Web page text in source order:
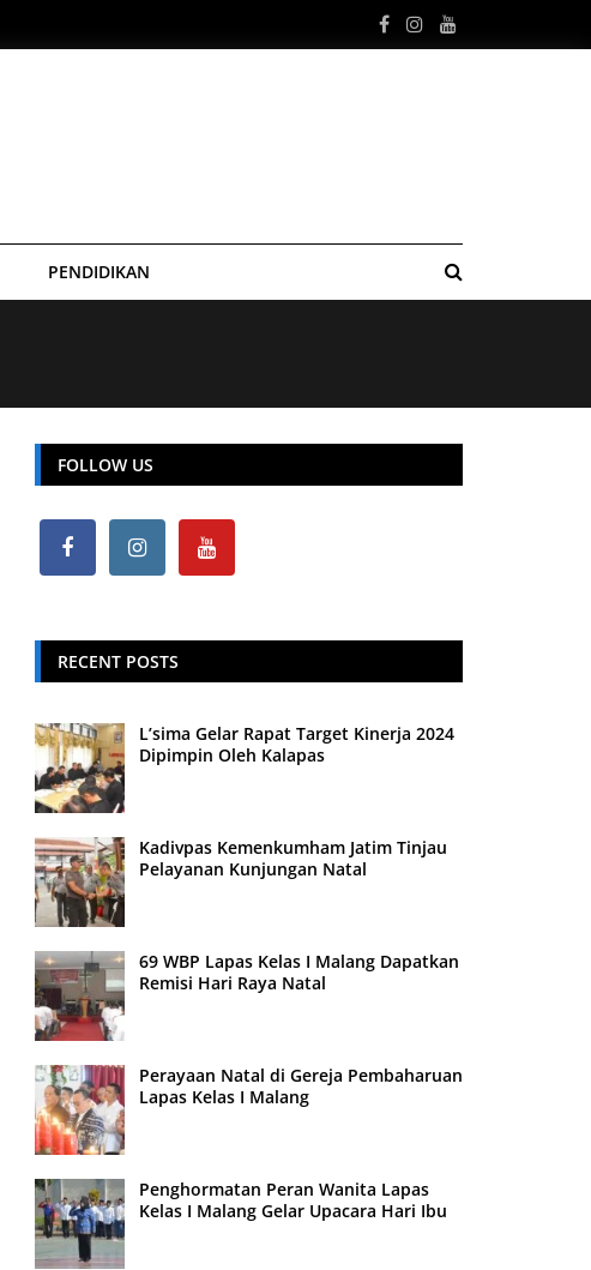
PENDIDIKAN
FOLLOW US
RECENT POSTS
L’sima Gelar Rapat Target Kinerja 2024
Dipimpin Oleh Kalapas
Kadivpas Kemenkumham Jatim Tinjau
Pelayanan Kunjungan Natal
69 WBP Lapas Kelas I Malang Dapatkan
Remisi Hari Raya Natal
Perayaan Natal di Gereja Pembaharuan
Lapas Kelas I Malang
Penghormatan Peran Wanita Lapas
Kelas I Malang Gelar Upacara Hari Ibu